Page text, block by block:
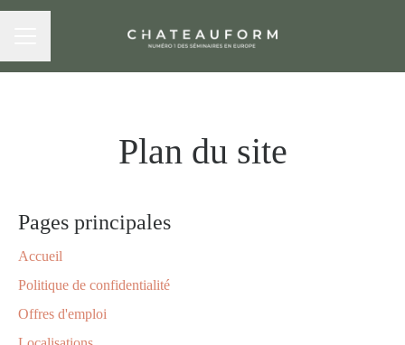
Plan du site
Pages principales
Accueil
Politique de confidentialité
Offres d'emploi